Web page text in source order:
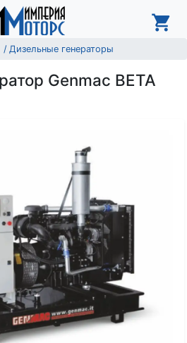
Дизельные генераторы
Genmac BETA